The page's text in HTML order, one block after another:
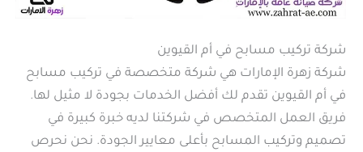
شركة تركيب مسابح في أم القيوين
شركة زهرة الإمارات هي شركة متخصصة في تركيب مسابح
في أم القيوين تقدم لك أفضل الخدمات بجودة لا مثيل لها.
فريق العمل المتخصص في شركتنا لديه خبرة كبيرة في
تصميم وتركيب المسابح بأعلى معايير الجودة. نحن نحرص